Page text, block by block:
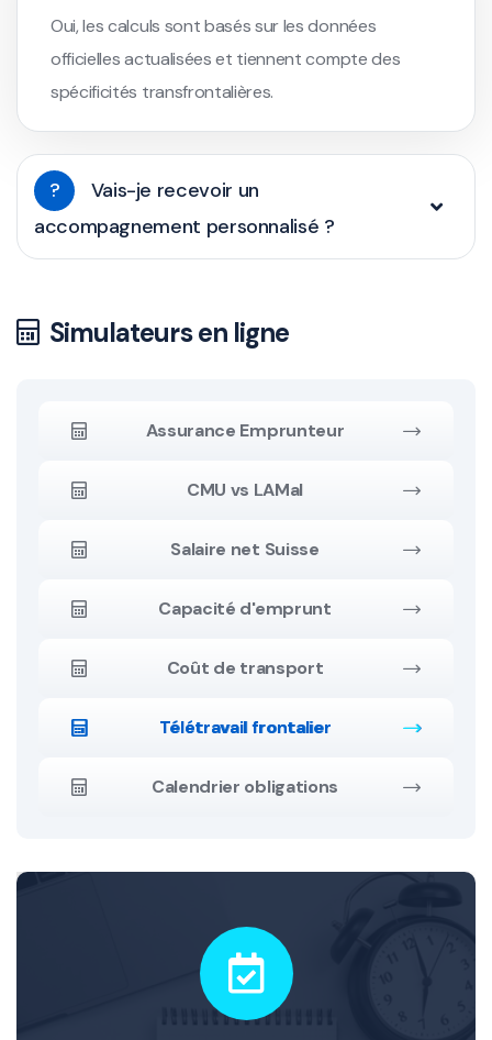
Oui, les calculs sont basés sur les données
officielles actualisées et tiennent compte des
spécificités transfrontalières.
?
Vais-je recevoir un
accompagnement personnalisé ?
Simulateurs en ligne
Assurance Emprunteur
CMU vs LAMal
Salaire net Suisse
Capacité d'emprunt
Coût de transport
Télétravail frontalier
Calendrier obligations